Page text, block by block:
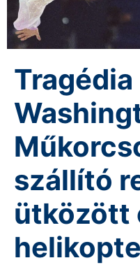
Tragédia
szállító
ütközött